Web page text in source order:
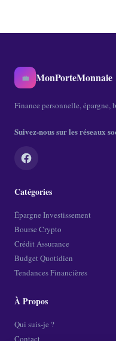
💼 MonPorteMonnaie
Finance personnelle, épargne,
Suivez-nous sur les réseaux
Catégories
Épargne Investissement
Bourse Crypto
Crédit Assurance
Budget Quotidien
Tendances Financières
À Propos
Qui suis-je ?